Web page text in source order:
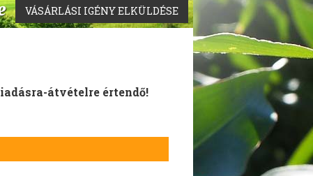
VÁSÁRLÁSI IGÉNY ELKÜLDÉSE
átvételre értendő!